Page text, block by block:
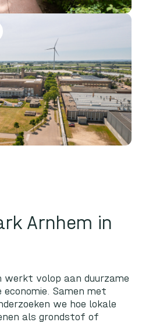
Arnhem in
werkt volop aan duurzame
economie. Samen met
we hoe lokale
als grondstof of